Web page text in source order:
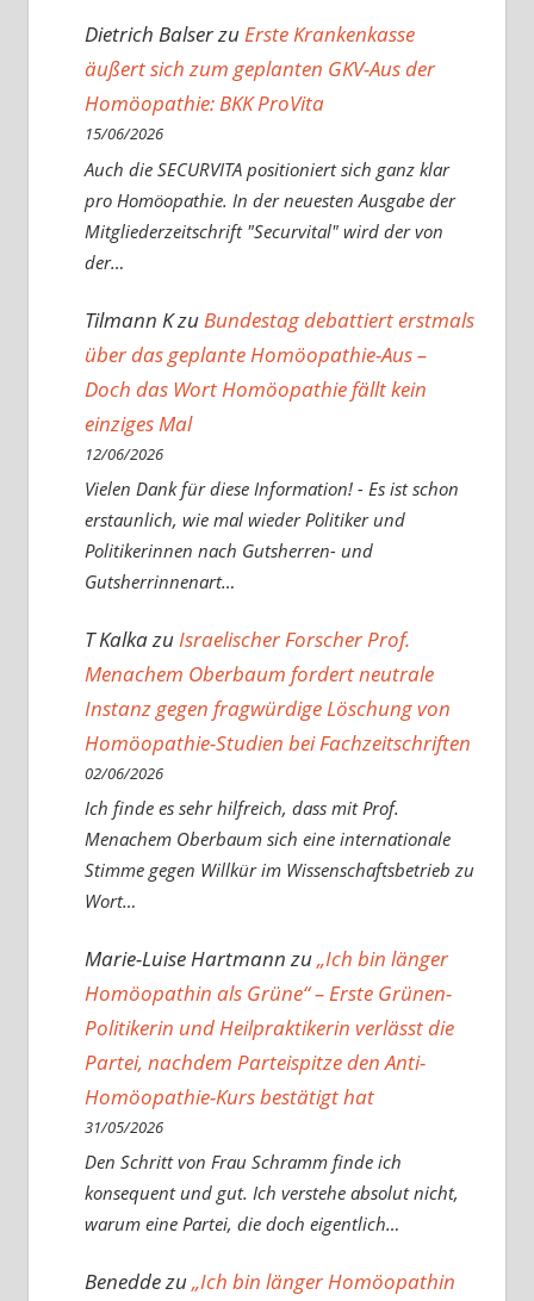
Dietrich BalserzuErste Krankenkasse
äußert sich zum geplanten GKV-Aus der
Homöopathie: BKK ProVita
15/06/2026
Auch die SECURVITA positioniert sich ganz klar
pro Homöopathie. In der neuesten Ausgabe der
Mitgliederzeitschrift "Securvital" wird der von
der…
Tilmann Kzu Bundestag debattiert erstmals
über das geplante Homöopathie-Aus –
Doch das Wort Homöopathie fällt kein
einziges Mal
12/06/2026
Vielen Dank für diese Information! - Es ist schon
erstaunlich, wie mal wieder Politiker und
Politikerinnen nach Gutsherren- und
Gutsherrinnenart…
T KalkazuIsraelischer Forscher Prof.
Menachem Oberbaum fordert neutrale
Instanz gegen fragwürdige Löschung von
Homöopathie-Studien bei Fachzeitschriften
02/06/2026
Ich finde es sehr hilfreich, dass mit Prof.
Menachem Oberbaum sich eine internationale
Stimme gegen Willkür im Wissenschaftsbetrieb zu
Wort…
Marie-Luise Hartmannzu„Ich bin länger
Homöopathin als Grüne“ – Erste Grünen-
Politikerin und Heilpraktikerin verlässt die
Partei, nachdem Parteispitze den Anti-
Homöopathie-Kurs bestätigt hat
31/05/2026
Den Schritt von Frau Schramm finde ich
konsequent und gut. Ich verstehe absolut nicht,
warum eine Partei, die doch eigentlich…
Beneddezu„Ich bin länger Homöopathin